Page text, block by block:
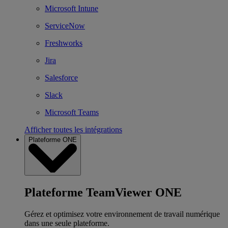
Microsoft Intune
ServiceNow
Freshworks
Jira
Salesforce
Slack
Microsoft Teams
Afficher toutes les intégrations
Plateforme ONE
Plateforme TeamViewer ONE
Gérez et optimisez votre environnement de travail numérique
dans une seule plateforme.